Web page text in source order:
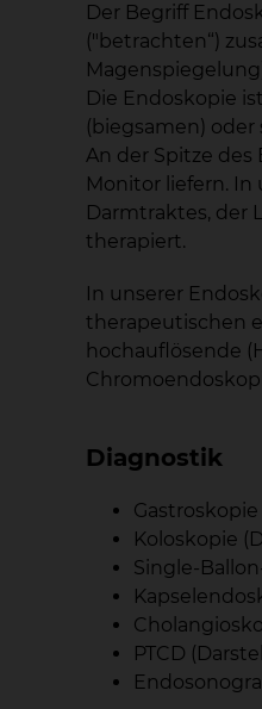
Der Begriff
("betrachten“)
Die Endoskopie
(biegsamen)
An der Spitze
Monitor liefern.
Darmtraktes, der
therapiert.
In unserer
therapeutischen
hochauflösende
Diagnostik
Koloskopie
Single-
PTCD